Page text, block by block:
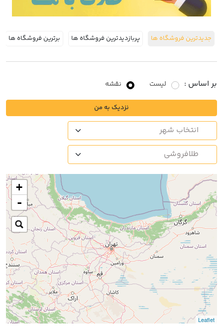
جدیدترین فروشگاه ها پربازدیدترین فروشگاه ها برترین فروشگاه ها
بر اساس : لیست نقشه
نزدیک به من
+
-
Leaflet